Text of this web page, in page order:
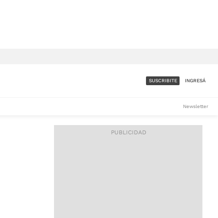
ACCESO FULL - $1.800/MES
SUSCRIBITE INGRESÁ
Newsletter